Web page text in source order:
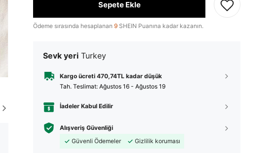
Sepete Ekle
Ödeme sırasında hesaplanan 9 SHEIN Puanına kadar kazanın.
Sevk yeri Turkey
Kargo ücreti 470,74TL kadar düşük
Tah. Teslimat: Ağustos 16 - Ağustos 19
İadeler Kabul Edilir
Alışveriş Güvenliği
Güvenli Ödemeler
Gizlilik koruması